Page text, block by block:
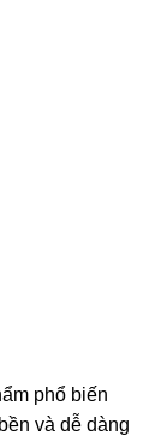
phổ biến
và dễ dàng